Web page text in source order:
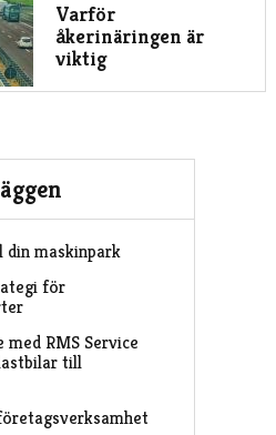
Varför
åkerinäringen är
viktig
maskinpark
för
RMS Service
till